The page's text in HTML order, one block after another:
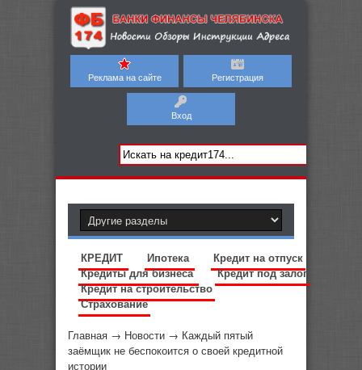
Реклама на сайте Регистрация
Вход
КРЕДИТ Ипотека
Кредит на отпуск
Кредиты для бизнеса
Кредит под залог
Кредит на строительство
Страхование
Главная → Новости → Каждый пятый
заёмщик не беспокоится о своей кредитной
истории